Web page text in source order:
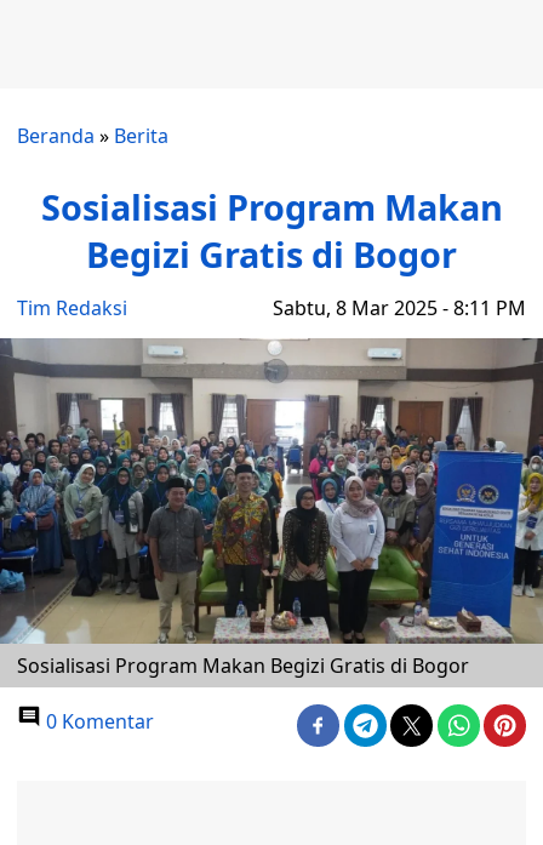
Beranda » Berita
Sosialisasi Program Makan
Begizi Gratis di Bogor
Tim Redaksi Sabtu, 8 Mar 2025 - 8:11 PM
Sosialisasi Program Makan Begizi Gratis di Bogor
0 Komentar